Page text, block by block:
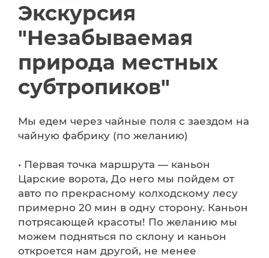
Экскурсия
"Незабываемая
природа местных
субтропиков"
Мы едем через чайные поля с заездом на
чайную фабрику (по желанию)
• Первая точка маршрута — каньон
Царские ворота, До него мы пойдем от
авто по прекрасному колходскому лесу
примерно 20 мин в одну сторону. Каньон
потрясающей красоты! По желанию мы
можем подняться по склону и каньон
откроется нам другой, не менее